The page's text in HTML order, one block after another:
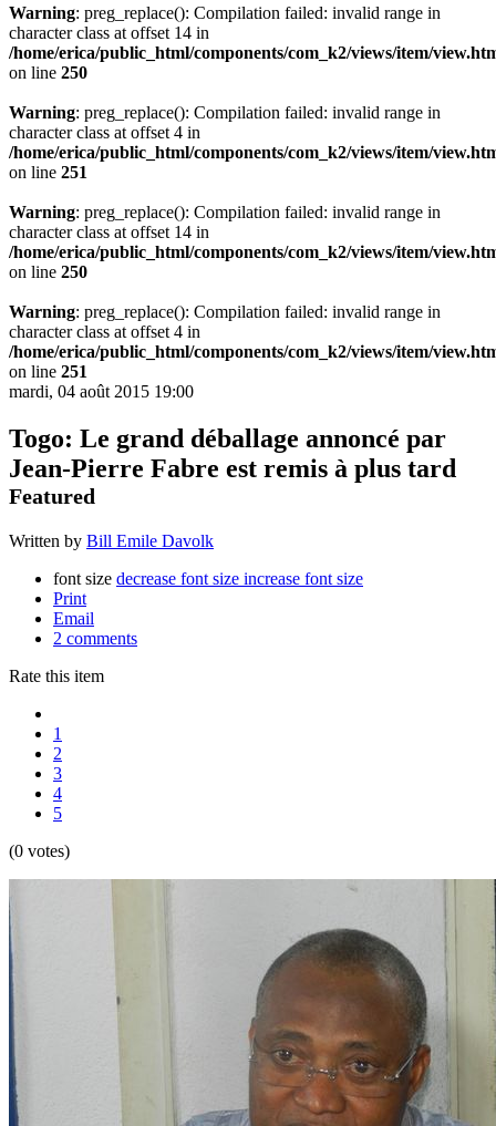
Warning: preg_replace(): Compilation failed: invalid range in
character class at offset 14 in
/home/erica/public_html/components/com_k2/views/item/
on line 250
Warning: preg_replace(): Compilation failed: invalid range in
character class at offset 4 in
/home/erica/public_html/components/com_k2/views/item/
on line 251
Warning: preg_replace(): Compilation failed: invalid range in
character class at offset 14 in
/home/erica/public_html/components/com_k2/views/item/
on line 250
Warning: preg_replace(): Compilation failed: invalid range in
character class at offset 4 in
/home/erica/public_html/components/com_k2/views/item/
on line 251
mardi, 04 août 2015 19:00
Togo: Le grand déballage annoncé par
Jean-Pierre Fabre est remis à plus tard
Featured
Written by Bill Emile Davolk
font size decrease font size increase font size
Print
Email
2 comments
Rate this item
1
2
3
4
5
(0 votes)